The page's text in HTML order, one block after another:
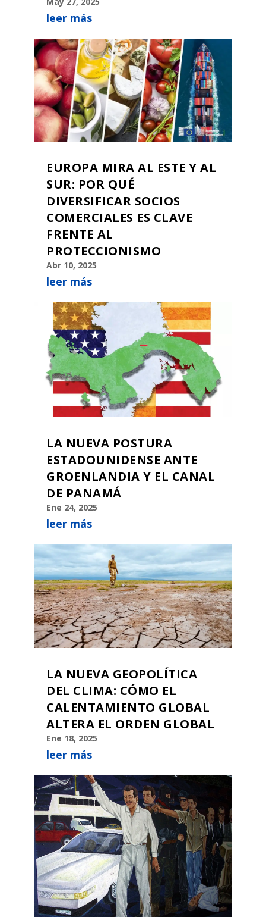
leer más
EUROPA MIRA AL ESTE Y AL
SUR: POR QUÉ
DIVERSIFICAR SOCIOS
COMERCIALES ES CLAVE
FRENTE AL
PROTECCIONISMO
Abr 10, 2025
leer más
LA NUEVA POSTURA
ESTADOUNIDENSE ANTE
GROENLANDIA Y EL CANAL
DE PANAMÁ
Ene 24, 2025
leer más
LA NUEVA GEOPOLÍTICA
DEL CLIMA: CÓMO EL
CALENTAMIENTO GLOBAL
ALTERA EL ORDEN GLOBAL
Ene 18, 2025
leer más